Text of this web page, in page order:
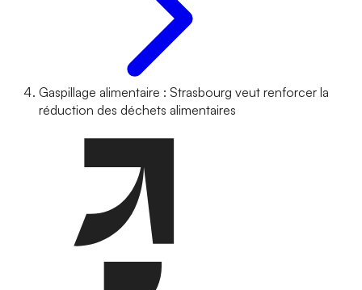
Gaspillage alimentaire : Strasbourg veut renforcer la
réduction des déchets alimentaires